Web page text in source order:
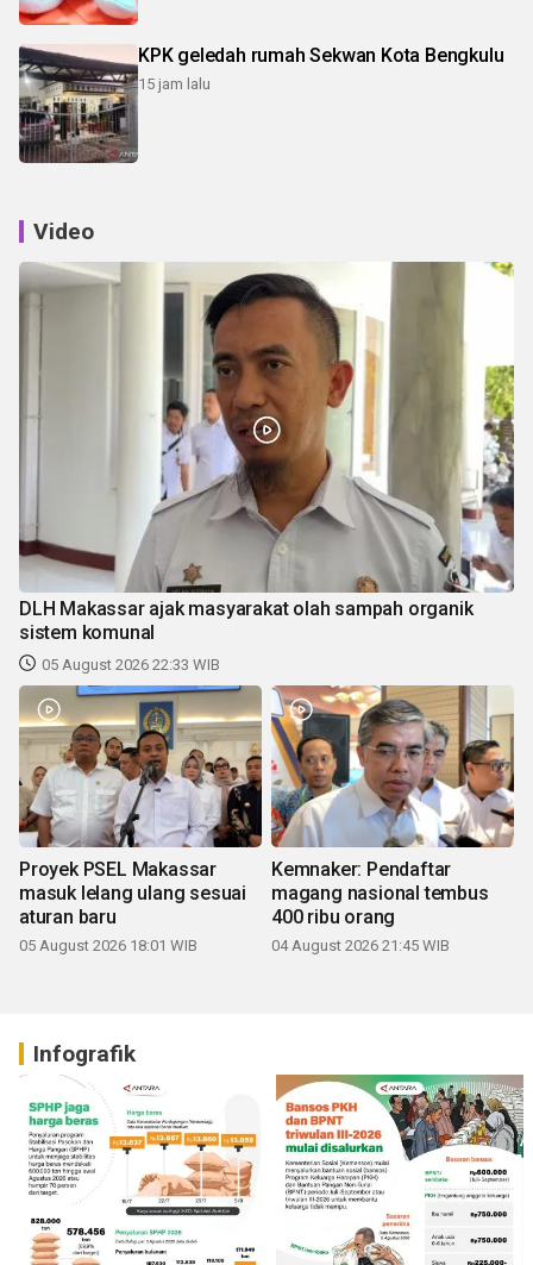
KPK geledah rumah Sekwan Kota Bengkulu
15 jam lalu
Video
DLH Makassar ajak masyarakat olah sampah organik
sistem komunal
05 August 2026 22:33 WIB
Proyek PSEL Makassar
masuk lelang ulang sesuai
aturan baru
05 August 2026 18:01 WIB
Kemnaker: Pendaftar
magang nasional tembus
400 ribu orang
04 August 2026 21:45 WIB
Infografik